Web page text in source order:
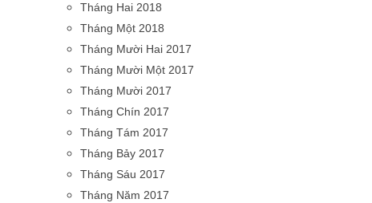
Tháng Hai 2018
Tháng Một 2018
Tháng Mười Hai 2017
Tháng Mười Một 2017
Tháng Mười 2017
Tháng Chín 2017
Tháng Tám 2017
Tháng Bảy 2017
Tháng Sáu 2017
Tháng Năm 2017